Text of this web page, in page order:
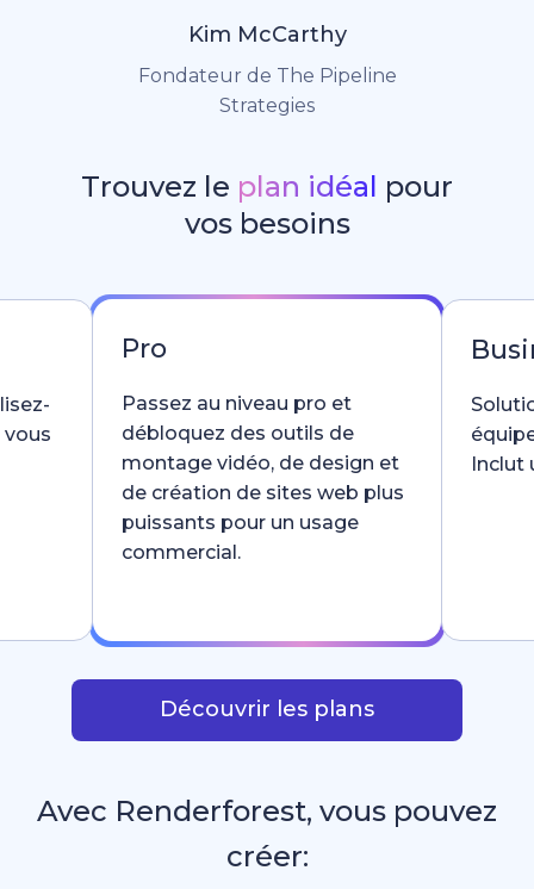
Kim McCarthy
Fondateur de The Pipeline
Strategies
Trouvez le plan idéal pour
vos besoins
Pro
Passez au niveau pro et
débloquez des outils de
montage vidéo, de design et
de création de sites web plus
puissants pour un usage
commercial.
Inclut
Découvrir les plans
Avec Renderforest, vous pouvez
créer: